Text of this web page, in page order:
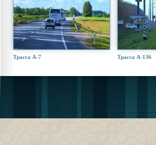
Трасса А-7 Трасса А-136